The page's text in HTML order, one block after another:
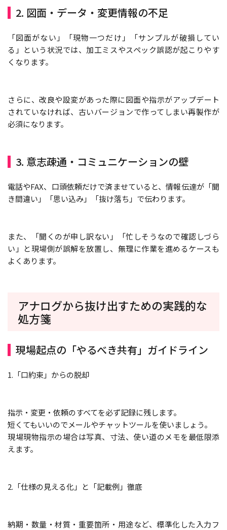
2. 図面・データ・変更情報の不足
「図面がない」「現物一つだけ」「サンプルが破損してい
る」という状況では、加工ミスやスペック誤認が起こりやす
くなります。
さらに、改良や設変があった際に図面や指示がアップデート
されていなければ、古いバージョンで作ってしまい再製作が
必須になります。
3. 意志疎通・コミュニケーションの壁
電話やFAX、口頭依頼だけで済ませていると、情報伝達が「聞
き間違い」「思い込み」「抜け落ち」で伝わります。
また、「聞くのが申し訳ない」「忙しそうなので確認しづら
い」と現場側が誤解を放置し、無理に作業を進めるケースも
よくあります。
アナログから抜け出すための実践的な
処方箋
現場起点の「やるべき共有」ガイドライン
1.「口約束」からの脱却
指示・変更・依頼のすべてを必ず記録に残します。
短くてもいいのでメールやチャットツールを使いましょう。
現場現物指示の場合は写真、寸法、使い道のメモを最低限添
えます。
2.「仕様の見える化」と「記載例」徹底
納期・数量・材質・重要箇所・用途など、標準化した入力フ